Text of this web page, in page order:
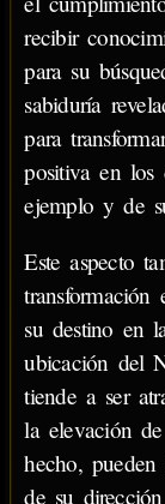
recibir
para su
sabiduría
para
positiva en los
ejemplo y de
Este aspecto
su destino en
ubicación del
tiende a ser
la elevación
hecho,
de su